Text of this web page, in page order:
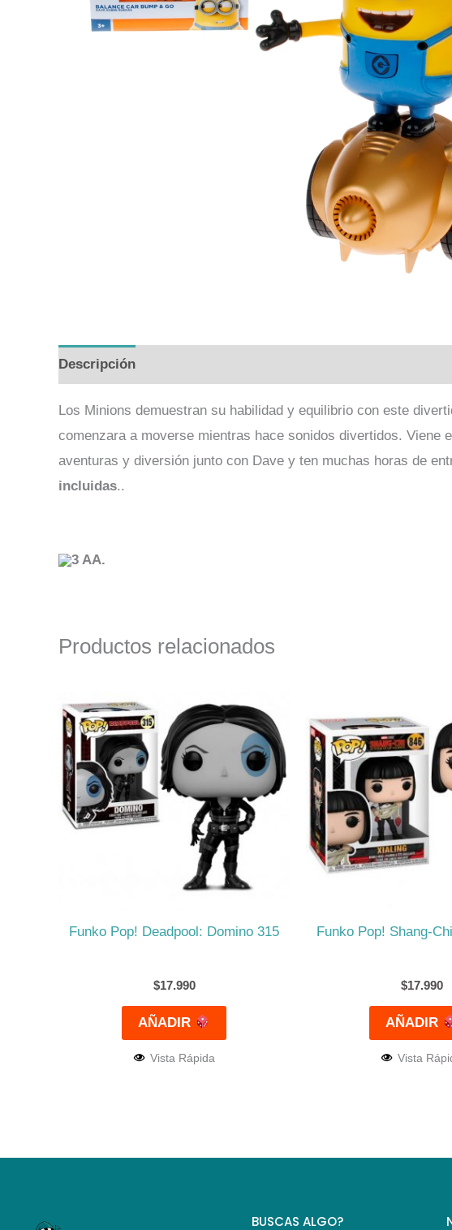
Descripción
Los Minions demuestran su habilidad y equilibrio con este
comenzara a moverse mientras hace sonidos divertidos. Viene
aventuras y diversión junto con Dave y ten muchas horas de
incluidas..
3 AA.
Productos relacionados
Funko Pop! Deadpool: Domino 315
$17.990
AÑADIR
Vista Rápida
Funko Pop! Shang-
$17.990
AÑADIR
Vista
BUSCAS ALGO?